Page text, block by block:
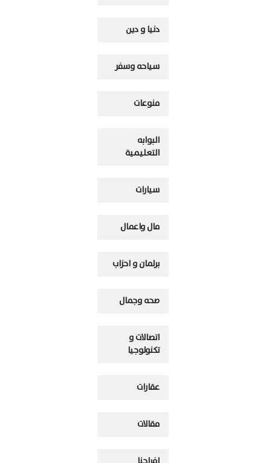
دنيا و دين
سياحه وسفر
منوعات
البوابه
التعليمية
سيارات
مال واعمال
برلمان و احزاب
صحه وجمال
اتصالات و
تكنولوجيا
عقارات
مقالات